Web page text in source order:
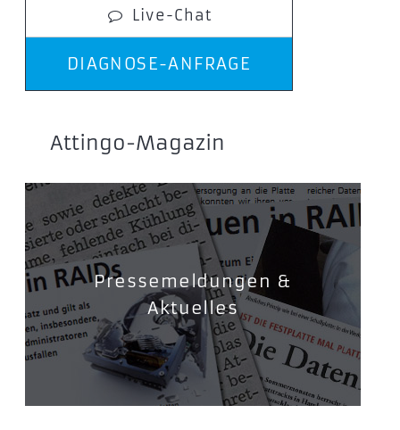
Live-Chat
DIAGNOSE-ANFRAGE
Attingo-Magazin
Pressemeldungen &
Aktuelles